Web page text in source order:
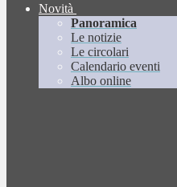
Novità
Panoramica
Le notizie
Le circolari
Calendario eventi
Albo online